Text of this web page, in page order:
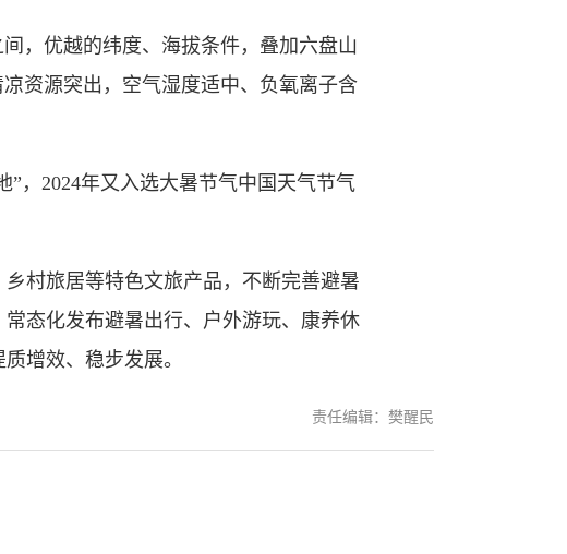
，优越的纬度、海拔条件，叠加六盘山
资源突出，空气湿度适中、负氧离子含
，2024年又入选大暑节气中国天气节气
村旅居等特色文旅产品，不断完善避暑
态化发布避暑出行、户外游玩、康养休
增效、稳步发展。
责任编辑：樊醒民